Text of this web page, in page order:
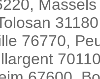
76770,